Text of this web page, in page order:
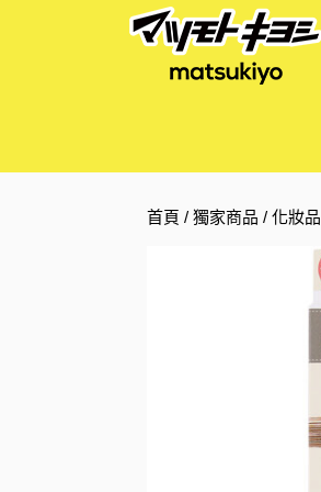
首頁 /獨家商品 /化妝品